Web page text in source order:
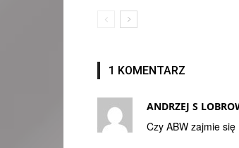
1 KOMENTARZ
ANDRZEJ S
Czy ABW zajmie